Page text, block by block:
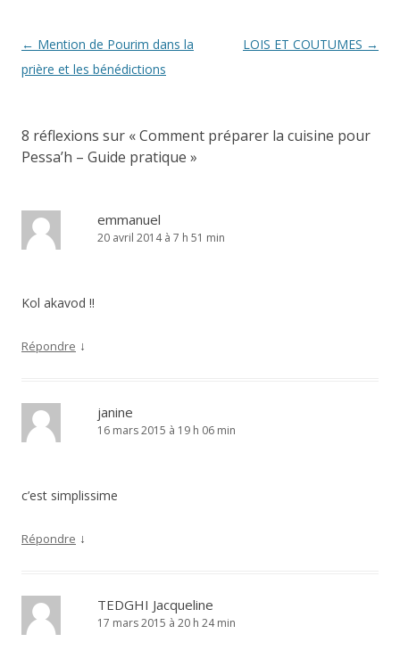
Navigation
des
← Mention de Pourim dans la
prière et les bénédictions
LOIS ET COUTUMES →
8 réflexions sur «Comment préparer la cuisine pour
Pessa’h – Guide pratique »
emmanuel
20 avril 2014 à 7 h 51 min
Kol akavod !!
Répondre ↓
janine
16 mars 2015 à 19 h 06 min
c’est simplissime
Répondre ↓
TEDGHI Jacqueline
17 mars 2015 à 20 h 24 min